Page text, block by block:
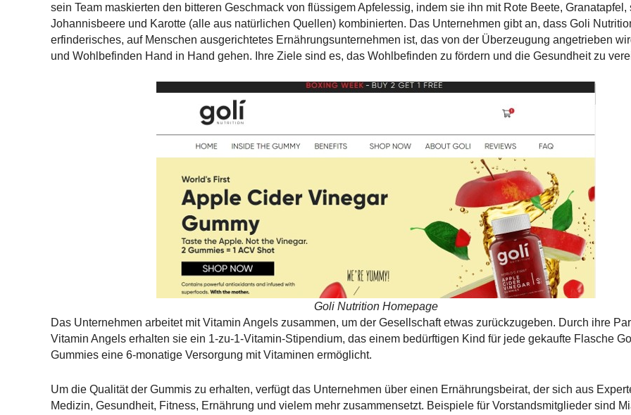
sein Team maskierten den bitteren Geschmack von flüssigem Apfelessig, indem sie ihn mit Rote Beete, Granatapfel,
Johannisbeere und Karotte (alle aus natürlichen Quellen) kombinierten. Das Unternehmen gibt an, dass Goli
erfinderisches, auf Menschen ausgerichtetes Ernährungsunternehmen ist, das von der Überzeugung angetrieben
und Wohlbefinden Hand in Hand gehen. Ihre Ziele sind es, das Wohlbefinden zu fördern und die Gesundheit zu
Goli Nutrition Homepage
Das Unternehmen arbeitet mit Vitamin Angels zusammen, um der Gesellschaft etwas zurückzugeben. Durch ihre
Vitamin Angels erhalten sie ein 1-zu-1-Vitamin-Stipendium, das einem bedürftigen Kind für jede gekaufte Flasche
Gummies eine 6-monatige Versorgung mit Vitaminen ermöglicht.
Um die Qualität der Gummis zu erhalten, verfügt das Unternehmen über einen Ernährungsbeirat, der sich aus
Medizin, Gesundheit, Fitness, Ernährung und vielem mehr zusammensetzt. Beispiele für Vorstandsmitglieder sind